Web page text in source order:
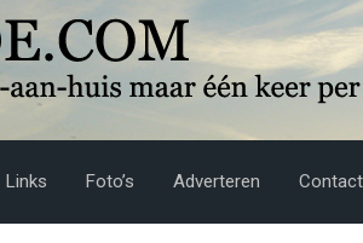
Links Foto’s Adverteren Contact